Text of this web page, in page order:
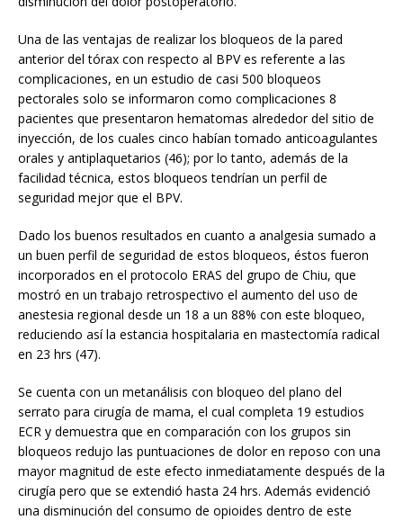
Una de las ventajas de realizar los bloqueos de la pared
anterior del tórax con respecto al BPV es referente a las
complicaciones, en un estudio de casi 500 bloqueos
pectorales solo se informaron como complicaciones 8
pacientes que presentaron hematomas alrededor del sitio de
inyección, de los cuales cinco habían tomado anticoagulantes
orales y antiplaquetarios (46); por lo tanto, además de la
facilidad técnica, estos bloqueos tendrían un perfil de
seguridad mejor que el BPV.
Dado los buenos resultados en cuanto a analgesia sumado a
un buen perfil de seguridad de estos bloqueos, éstos fueron
incorporados en el protocolo ERAS del grupo de Chiu, que
mostró en un trabajo retrospectivo el aumento del uso de
anestesia regional desde un 18 a un 88% con este bloqueo,
reduciendo así la estancia hospitalaria en mastectomía radical
en 23 hrs (47).
Se cuenta con un metanálisis con bloqueo del plano del
serrato para cirugía de mama, el cual completa 19 estudios
ECR y demuestra que en comparación con los grupos sin
bloqueos redujo las puntuaciones de dolor en reposo con una
mayor magnitud de este efecto inmediatamente después de la
cirugía pero que se extendió hasta 24 hrs. Además evidenció
una disminución del consumo de opioides dentro de este